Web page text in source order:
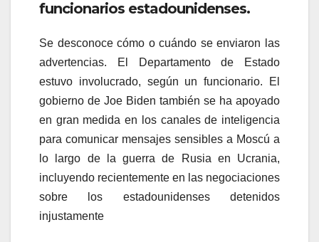
funcionarios estadounidenses.
Se desconoce cómo o cuándo se enviaron las
advertencias. El Departamento de Estado
estuvo involucrado, según un funcionario. El
gobierno de Joe Biden también se ha apoyado
en gran medida en los canales de inteligencia
para comunicar mensajes sensibles a Moscú a
lo largo de la guerra de Rusia en Ucrania,
incluyendo recientemente en las negociaciones
sobre los estadounidenses detenidos
injustamente